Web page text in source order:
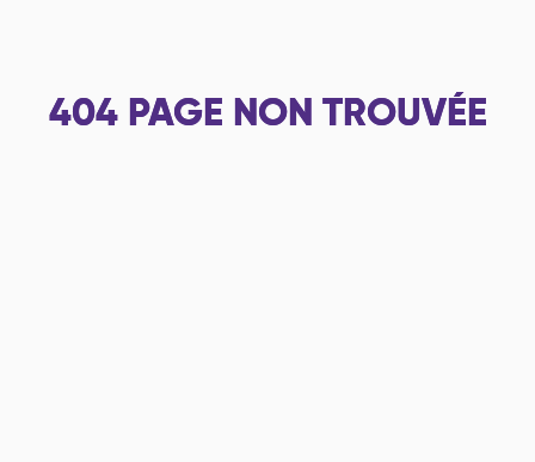
404 PAGE NON TROUVÉE